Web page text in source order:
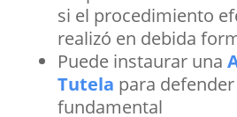
si el procedimiento
realizó en debida
Puede instaurar una
Tutela para
fundamental